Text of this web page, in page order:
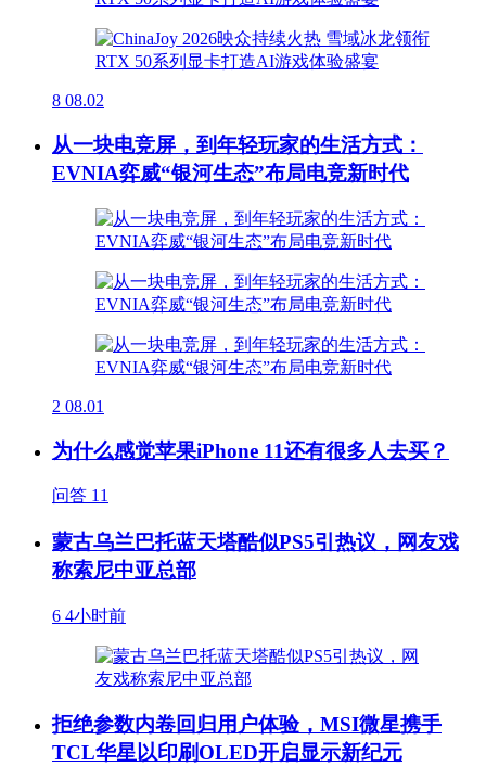
8 08.02
从一块电竞屏，到年轻玩家的生活方式：
EVNIA弈威“银河生态”布局电竞新时代
2 08.01
为什么感觉苹果iPhone 11还有很多人去买？
问答 11
蒙古乌兰巴托蓝天塔酷似PS5引热议，网友戏
称索尼中亚总部
6 4小时前
拒绝参数内卷回归用户体验，MSI微星携手
TCL华星以印刷OLED开启显示新纪元